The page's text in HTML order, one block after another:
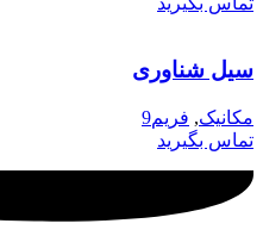
سیل شناوری
مکانیک, فریم9
تماس بگیرید